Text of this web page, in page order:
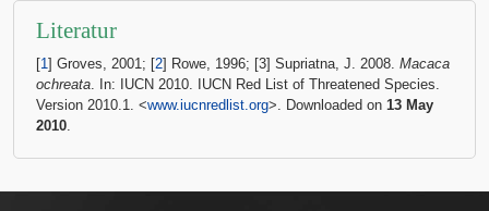
Literatur
[1] Groves, 2001; [2] Rowe, 1996; [3] Supriatna, J. 2008. Macaca
ochreata. In: IUCN 2010. IUCN Red List of Threatened Species.
Version 2010.1. <www.iucnredlist.org>. Downloaded on 13 May
2010.